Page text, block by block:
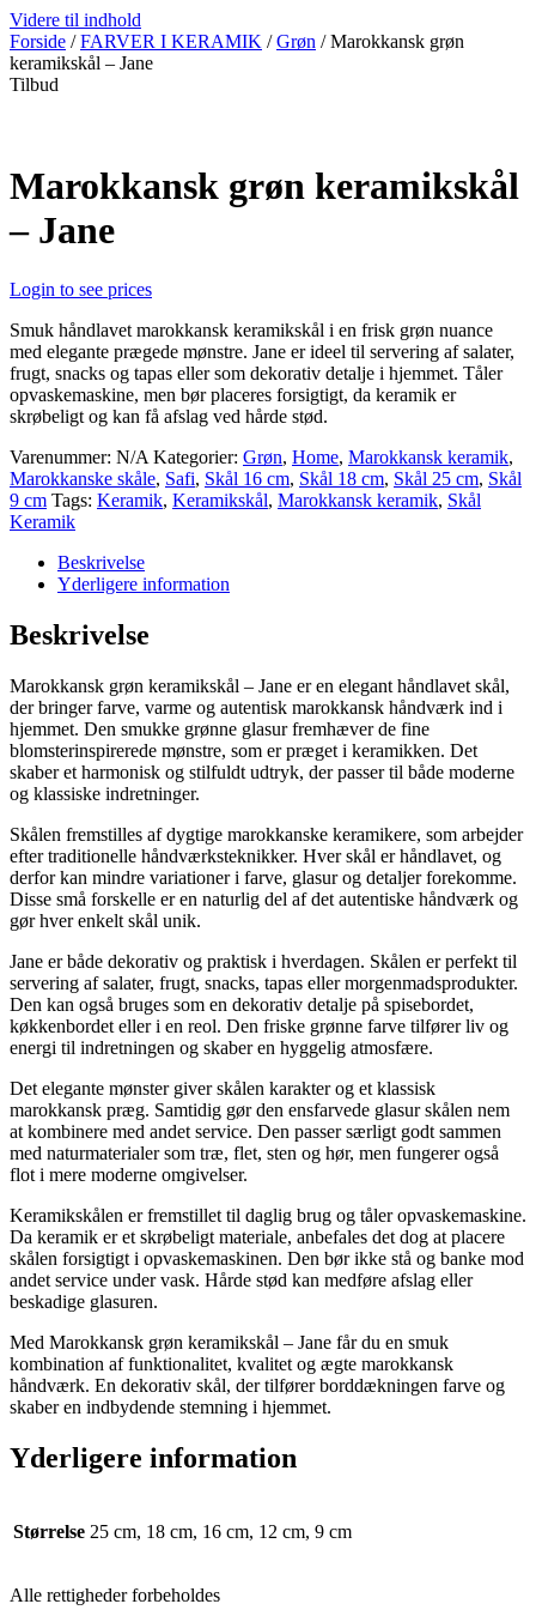
Videre til indhold
Forside /FARVER I KERAMIK /Grøn / Marokkansk grøn
keramikskål – Jane
Tilbud
Marokkansk grøn keramikskål
– Jane
Login to see prices
Smuk håndlavet marokkansk keramikskål i en frisk grøn nuance
med elegante prægede mønstre. Jane er ideel til servering af salater,
frugt, snacks og tapas eller som dekorativ detalje i hjemmet. Tåler
opvaskemaskine, men bør placeres forsigtigt, da keramik er
skrøbeligt og kan få afslag ved hårde stød.
Varenummer: N/A Kategorier: Grøn, Home, Marokkansk keramik,
Marokkanske skåle, Safi, Skål 16 cm, Skål 18 cm, Skål 25 cm, Skål
9 cm Tags: Keramik, Keramikskål, Marokkansk keramik, Skål
Keramik
Beskrivelse
Yderligere information
Beskrivelse
Marokkansk grøn keramikskål – Jane er en elegant håndlavet skål,
der bringer farve, varme og autentisk marokkansk håndværk ind i
hjemmet. Den smukke grønne glasur fremhæver de fine
blomsterinspirerede mønstre, som er præget i keramikken. Det
skaber et harmonisk og stilfuldt udtryk, der passer til både moderne
og klassiske indretninger.
Skålen fremstilles af dygtige marokkanske keramikere, som arbejder
efter traditionelle håndværksteknikker. Hver skål er håndlavet, og
derfor kan mindre variationer i farve, glasur og detaljer forekomme.
Disse små forskelle er en naturlig del af det autentiske håndværk og
gør hver enkelt skål unik.
Jane er både dekorativ og praktisk i hverdagen. Skålen er perfekt til
servering af salater, frugt, snacks, tapas eller morgenmadsprodukter.
Den kan også bruges som en dekorativ detalje på spisebordet,
køkkenbordet eller i en reol. Den friske grønne farve tilfører liv og
energi til indretningen og skaber en hyggelig atmosfære.
Det elegante mønster giver skålen karakter og et klassisk
marokkansk præg. Samtidig gør den ensfarvede glasur skålen nem
at kombinere med andet service. Den passer særligt godt sammen
med naturmaterialer som træ, flet, sten og hør, men fungerer også
flot i mere moderne omgivelser.
Keramikskålen er fremstillet til daglig brug og tåler opvaskemaskine.
Da keramik er et skrøbeligt materiale, anbefales det dog at placere
skålen forsigtigt i opvaskemaskinen. Den bør ikke stå og banke mod
andet service under vask. Hårde stød kan medføre afslag eller
beskadige glasuren.
Med Marokkansk grøn keramikskål – Jane får du en smuk
kombination af funktionalitet, kvalitet og ægte marokkansk
håndværk. En dekorativ skål, der tilfører borddækningen farve og
skaber en indbydende stemning i hjemmet.
Yderligere information
Størrelse 25 cm, 18 cm, 16 cm, 12 cm, 9 cm
Alle rettigheder forbeholdes